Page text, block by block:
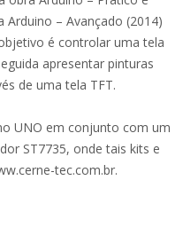
– Avançado (2014)
é controlar uma tela
apresentar pinturas
de uma tela TFT.
UNO em conjunto com um
ST7735, onde tais kits e
tec.com.br.